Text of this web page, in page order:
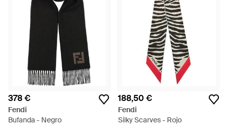
378 €
Fendi
Bufanda - Negro
188,50 €
Fendi
Silky Scarves - Rojo